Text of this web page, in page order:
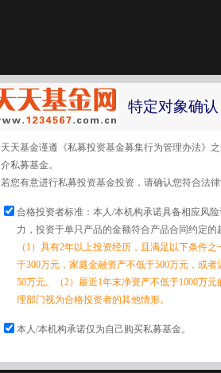
特定对象确认
天天基金谨遵《私募投资基金募集行为管理办法》
介私募基金。
若您有意进行私募投资基金投资，请确认您符合法
合格投资者标准：本人/本机构承诺具备相应风
力，投资于单只产品的金额符合产品合同约定的
（1）具有2年以上投资经历，且满足以下条件
于300万元，家庭金融资产不低于500万元，或
50万元。（2）最近1年末净资产不低于1000万
理部门视为合格投资者的其他情形。
本人/本机构承诺仅为自己购买私募基金。